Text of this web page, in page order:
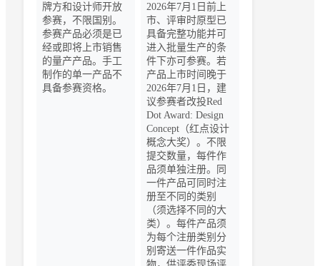
牌方和设计师开放
参赛，不限国别。
参赛产品必须是已
经或即将上市销售
的量产产品。手工
制作的单一产品不
具备参赛资格。
2026年7月1日前上
市、评审时原型已
具备完整功能并可
进入批量生产的条
件下亦可参赛。若
产品上市时间晚于
2026年7月1日，建
议参赛者改投Red
Dot Award: Design
Concept（红点设计
概念大奖）。不限
提交数量，每件作
品须单独注册。同
一件产品可同时注
册至不同的类别
（须选择不同的大
类）。每件产品须
为每个注册类别分
别寄送一件作品实